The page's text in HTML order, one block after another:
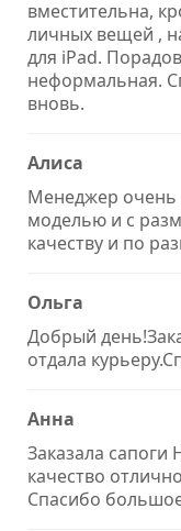
вместительна,
личных вещей ,
для iPad.
неформальная.
вновь.
Алиса
Менеджер очень
моделью и с
качеству и по
Ольга
Добрый
отдала
Анна
Заказала
качество
Спасибо